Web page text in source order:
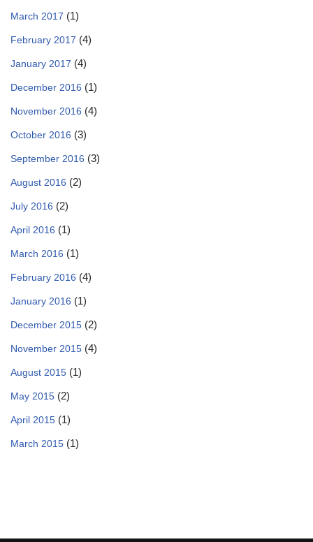
March 2017 (1)
February 2017 (4)
January 2017 (4)
December 2016 (1)
November 2016 (4)
October 2016 (3)
September 2016 (3)
August 2016 (2)
July 2016 (2)
April 2016 (1)
March 2016 (1)
February 2016 (4)
January 2016 (1)
December 2015 (2)
November 2015 (4)
August 2015 (1)
May 2015 (2)
April 2015 (1)
March 2015 (1)